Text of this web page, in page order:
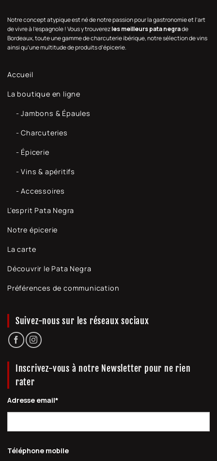
Notre concept atypique est né de notre passion pour la gastronomie et l’art
de vivre à l’espagnole ! Vous y trouverezles meilleurs pata negrade
Bordeaux, toute une gamme de charcuterie ibérique, notre sélection de vins
ainsi qu’une multitude de produits d’épicerie.
Accueil
La boutique en ligne
- Jambons & Épaules
- Charcuteries
- Épicerie
- Vins & apéritifs
- Accessoires
L'esprit Pata Negra
Notre épicerie
La carte
Découvrir le Pata Negra
Préférences de communication
Suivez-nous sur les réseaux sociaux
Inscrivez-vous à notre Newsletter pour ne rien
rater
Adresse email*
Téléphone mobile